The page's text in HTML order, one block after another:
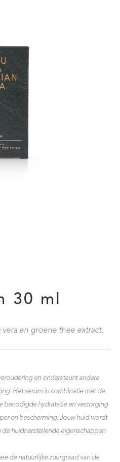
30 ml
en groene thee extract.
en ondersteunt andere
Het serum in combinatie met de
benodigde hydratatie en verzorging
en bescherming. Jouw huid wordt
huidherstellende eigenschappen
de natuurlijke zuurgraad van de